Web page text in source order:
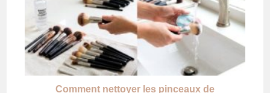
Comment nettoyer les pinceaux de